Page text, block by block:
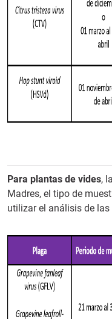
Para plantas de vides,
Madres, el tipo de
utilizar el análisis de las